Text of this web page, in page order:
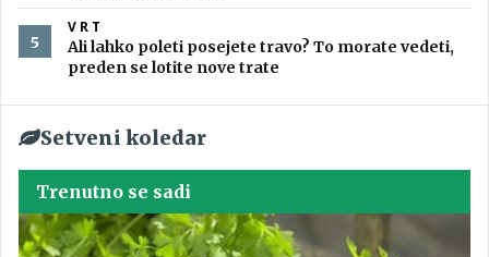
VRT
Ali lahko poleti posejete travo? To morate vedeti,
preden se lotite nove trate
Setveni koledar
Trenutno se sadi